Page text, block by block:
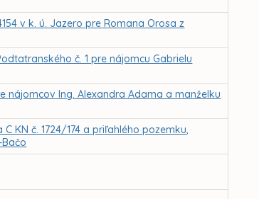
v k. ú. Jazero pre Romana Orosa z
č. 1 pre nájomcu Gabrielu
nájomcov Ing. Alexandra Adama a manželku
KN č. 1724/174 a priľahlého pozemku,